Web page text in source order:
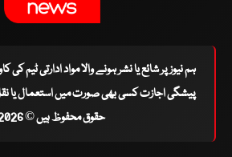
ہم نیوز پر شائع یا نشر ہونے والا مواد ادارتی ٹیم
پیشگی اجازت کسی بھی صورت میں استعمال یا
حقوق محفوظ ہیں © 2026